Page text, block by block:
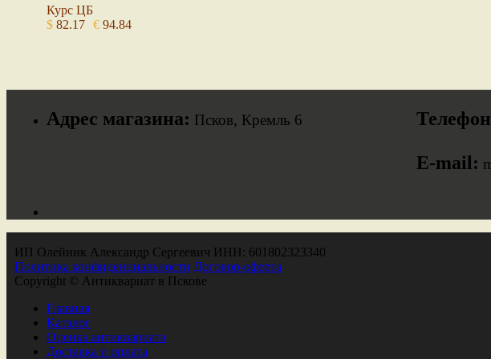
Курс ЦБ
$ 82.17 € 94.84
Адрес магазина: Псков, Кремль 6
E-mail:
ИП Олейник Александр Сергеевич ИНН: 601802323340
Политика конфиденциальности Договор-оферта
Copyright © Антиквариат в Пскове
Главная
Каталог
Оценка антиквариата
Доставка и оплата